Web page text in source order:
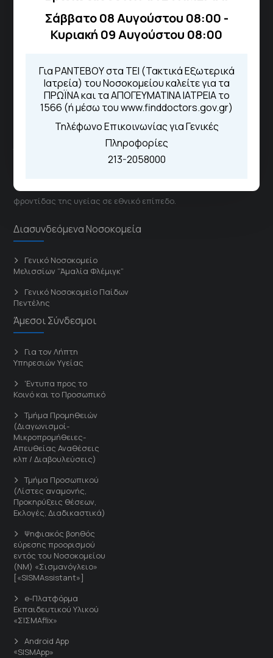
Σάββατο 08 Αυγούστου 08:00 -
Κυριακή 09 Αυγούστου 08:00
Για ΡΑΝΤΕΒΟΥ στα ΤΕΙ (Τακτικά Εξωτερικά
Ιατρεία) του Νοσοκομείου καλείτε για τα
ΠΡΩΪΝΑ και τα ΑΠΟΓΕΥΜΑΤΙΝΑ ΙΑΤΡΕΙΑ το
1566 (ή μέσω του www.finddoctors.gov.gr)
Τηλέφωνο Επικοινωνίας για Γενικές
Πληροφορίες
213-2058000
Από τον ιστότοποeΡαντεβού
Καλώντας στην φωνητική πύλη του
1566
App"
ΓΝΑ Νοσοκομείο Σισμανόγλειο - Αμαλία Φλέμιγκ
Το Σισμανόγλειο συνεργάζεται με άλλα νοσηλευτικά
ειδικών προγραμμάτων βελτίωσης της ποιότητας
φροντίδας της υγείας σε εθνικό επίπεδο.
Διασυνδεόμενα Νοσοκομεία
Γενικό Νοσοκομείο
Μελισσίων “Άμαλία Φλέμιγκ”
Γενικό Νοσοκομείο Παίδων
Πεντέλης
Άμεσοι Σύνδεσμοι
Για τον Λήπτη
Υπηρεσιών Υγείας
'Εντυπα προς το
Κοινό και το Προσωπικό
Τμήμα Προμηθειών
(Διαγωνισμοί-
Μικροπρομήθειες-
Απευθείας Αναθέσεις
κλπ / Διαβουλεύσεις)
Τμήμα Προσωπικού
(Λίστες αναμονής,
Προκηρύξεις θέσεων,
Εκλογές, Διαδικαστικά)
Ψηφιακός βοηθός
εύρεσης προορισμού
εντός του Νοσοκομείου
(ΝΜ) «Σισμανόγλειο»
[«SISMAssistant»]
e-Πλατφόρμα
Εκπαιδευτικού Υλικού
«ΣΙΣΜΑflix»
Android App
«SISMApp»